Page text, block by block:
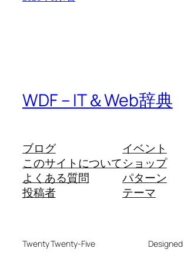
WDF – IT＆Web辞典
ブログ
このサイトについて
よくある質問
投稿者
イベント
ショップ
パターン
テーマ
Twenty Twenty-Five